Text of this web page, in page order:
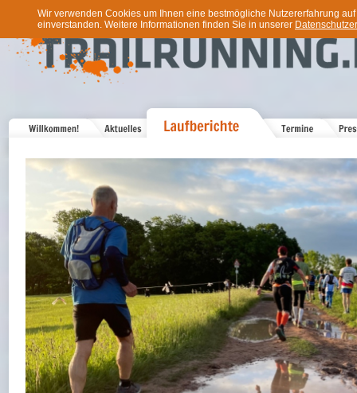
Wir verwenden Cookies um Ihnen eine bestmögliche Nutzererfahrung
einverstanden. Weitere Informationen finden Sie in unserer